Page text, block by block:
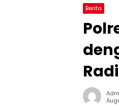
Berita